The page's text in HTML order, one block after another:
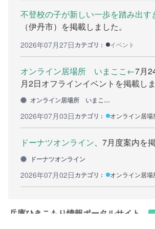
カウンセリング機関
働く前に
ボランティアしたい方への情報
就職の相談や情報
学びたい方へ
研修や講座
全寮制の県立フリースクール
不登校の子が新しい一歩を踏み出す
（伊丹市）を掲載しました。
2026年07月27日カテゴリ : イベント
オンライン居場所 いまここ←7月
月2日オフラインイベントを掲載しま
オンライン居場所 いまここ←
2026年07月03日カテゴリ : オンライン居場
ドーナツオンライン 、7月度案内を
ドーナツオンライン
2026年07月02日カテゴリ : オンライン居場
兵庫ひきこもり情報ポータルサイト